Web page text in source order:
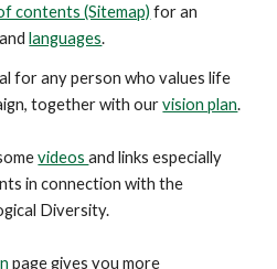
contents (Sitemap) for an
languages.
for any person who values life
together with ourvision plan.
videosand links especially
in connection with the
Diversity.
page gives you more